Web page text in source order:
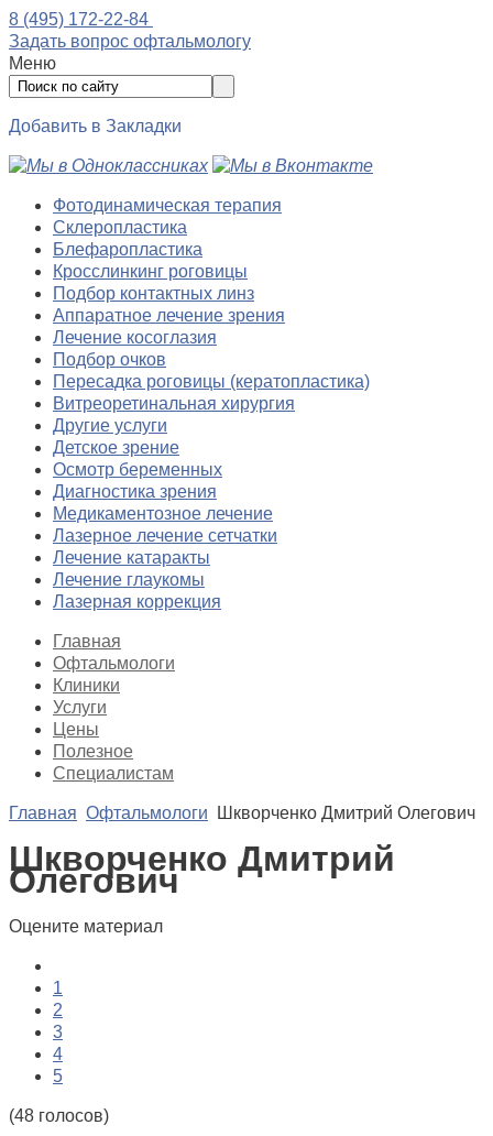
8 (495) 172-22-84
Задать вопрос офтальмологу
Меню
Добавить в Закладки
Фотодинамическая терапия
Склеропластика
Блефаропластика
Кросслинкинг роговицы
Подбор контактных линз
Аппаратное лечение зрения
Лечение косоглазия
Подбор очков
Пересадка роговицы (кератопластика)
Витреоретинальная хирургия
Другие услуги
Детское зрение
Осмотр беременных
Диагностика зрения
Медикаментозное лечение
Лазерное лечение сетчатки
Лечение катаракты
Лечение глаукомы
Лазерная коррекция
Главная
Офтальмологи
Клиники
Услуги
Цены
Полезное
Специалистам
Главная Офтальмологи Шкворченко Дмитрий Олегович
Шкворченко Дмитрий
Олегович
Оцените материал
1
2
3
4
5
(48 голосов)